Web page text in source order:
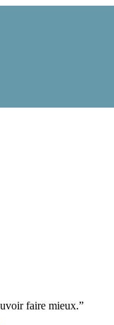
faire mieux.”